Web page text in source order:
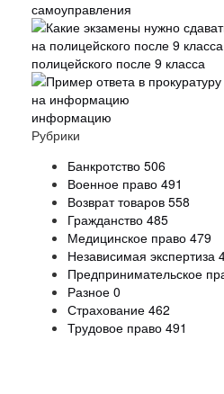
самоуправления
полицейского после 9 класса
информацию
Рубрики
Банкротство 506
Военное право 491
Возврат товаров 558
Гражданство 485
Медицинское право 479
Независимая экспертиза
Предпринимательское
Разное 0
Страхование 462
Трудовое право 491